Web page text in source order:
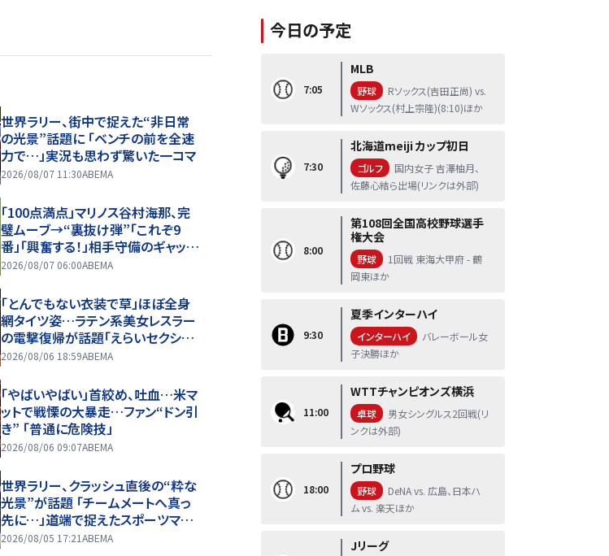
世界ラリー、街中で捉えた“非日常
の光景”話題に 「ベンチの前を全速
力で…」実況も思わず驚いた一コマ
2026/08/07 11:30ABEMA
「100点満点」マリノス谷村海那、完
璧ムーブ→“裏抜け弾”「これぞ9
番」「興奮する！」相手守備のギャップ
を狙う”斜めの抜け出し”
2026/08/07 06:00ABEMA
「とんでもない衣装で草」ほぼ全身
網タイツ姿…ラテン系美女レスラー
の電撃復帰が話題「えらいセクシ
ー」
2026/08/06 18:59ABEMA
「やばいやばい」首絞め、吐血…米マ
ットで戦慄の大暴走…ファン“ドン引
き” 「普通に危険技」
2026/08/06 09:07ABEMA
世界ラリー、クラッシュ直後の“粋な
光景”が話題 「チームメートへ真っ
先に…」道端で捉えたスポーツマン
シップに称賛の声
2026/08/05 17:21ABEMA
今日の予定
7:05
MLB
野球
Rソックス(吉田正尚) vs.
Wソックス(村上宗隆)(8:10)ほか
7:30
北海道meiji カップ初日
ゴルフ
国内女子 吉澤柚月、
佐藤心結ら出場(リンクは外部)
8:00
第108回全国高校野球選手
権大会
野球
1回戦 東海大甲府 - 鶴
岡東ほか
9:30
夏季インターハイ
インターハイ
バレーボール女
子決勝ほか
11:00
WTTチャンピオンズ横浜
卓球
男女シングルス2回戦(リ
ンクは外部)
18:00
プロ野球
野球
DeNA vs. 広島、日本ハ
ム vs. 楽天ほか
Jリーグ